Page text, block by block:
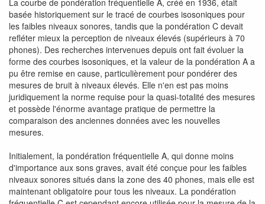
basée historiquement sur le tracé de courbes isosoniques pour
les faibles niveaux sonores, tandis que la pondération C devait
refléter mieux la perception de niveaux élevés (supérieurs à 70
phones). Des recherches intervenues depuis ont fait évoluer la
forme des courbes isosoniques, et la valeur de la pondération A a
pu être remise en cause, particulièrement pour pondérer des
mesures de bruit à niveaux élevés. Elle n'en est pas moins
juridiquement la norme requise pour la quasi-totalité des mesures
et possède l'énorme avantage pratique de permettre la
comparaison des anciennes données avec les nouvelles
mesures.
Initialement, la pondération fréquentielle A, qui donne moins
d'importance aux sons graves, avait été conçue pour les faibles
niveaux sonores situés dans la zone des 40 phones, mais elle est
maintenant obligatoire pour tous les niveaux. La pondération